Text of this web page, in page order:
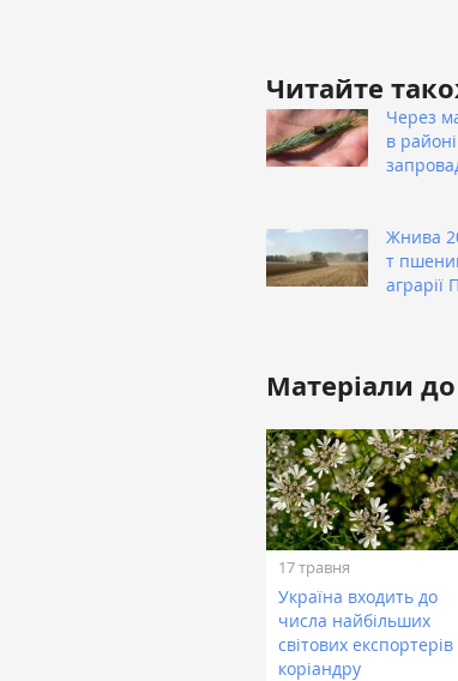
Читайте
Через
в
Жнива
т
Матеріали
17 травня
Україна входить до
числа найбільших
світових експортерів
коріандру